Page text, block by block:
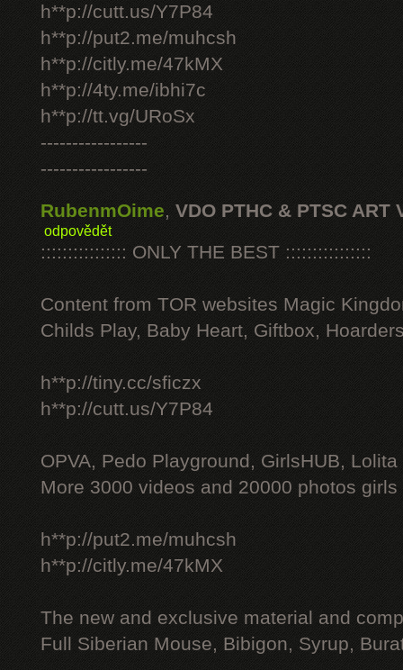
h**p://cutt.us/Y7P84
h**p://put2.me/muhcsh
h**p://citly.me/47kMX
h**p://4ty.me/ibhi7c
h**p://tt.vg/URoSx
-----------------
-----------------
RubenmOime, VDO PTHC & PTSC ART
odpovědět
:::::::::::::::: ONLY THE BEST ::::::::::::::::
Content from TOR websites Magic
Childs Play, Baby Heart, Giftbox,
h**p://tiny.cc/sficzx
h**p://cutt.us/Y7P84
OPVA, Pedo Playground, GirlsHUB, Lolita
More 3000 videos and 20000 photos
h**p://put2.me/muhcsh
h**p://citly.me/47kMX
The new and exclusive material and
Full Siberian Mouse, Bibigon, Syrup,